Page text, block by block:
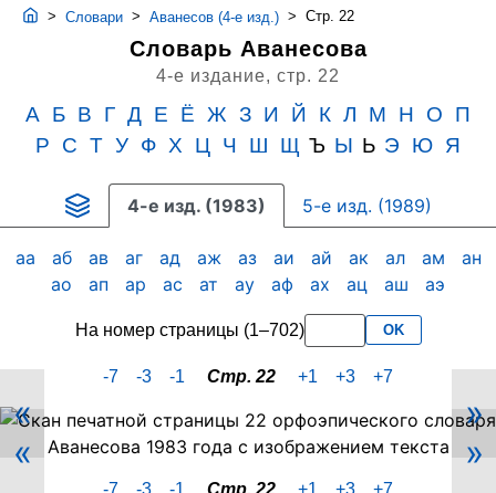
> Словари > Аванесов (4-е изд.) > Стр. 22
Словарь Аванесова
4-е издание, стр. 22
А Б В Г Д Е Ё Ж З И Й К Л М Н О
П
Р
С Т У Ф Х Ц Ч Ш Щ Ъ Ы Ь Э Ю Я
4-е изд. (1983) 5-е изд. (1989)
аа аб ав аг ад аж аз аи ай ак ал ам
ан
ао
ап ар ас ат ау аф ах ац аш аэ
На номер страницы (1–702) OK
-7 -3 -1 Стр. 22 +1 +3 +7
Скан
PDF-
страницы
«
»
«
»
-7 -3 -1 Стр. 22 +1 +3 +7